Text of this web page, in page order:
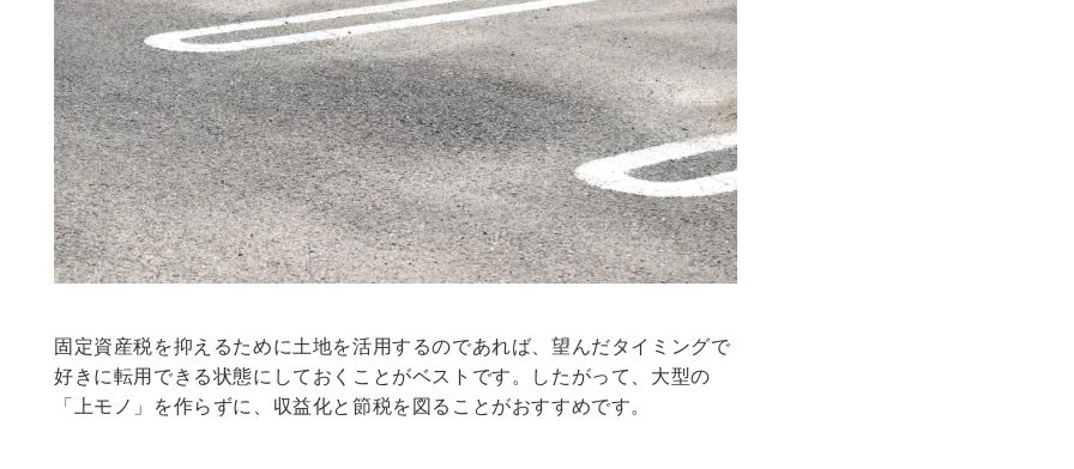
固定資産税を抑えるために土地を活用するのであれば、望んだタイミングで
好きに転用できる状態にしておくことがベストです。したがって、大型の
「上モノ」を作らずに、収益化と節税を図ることがおすすめです。